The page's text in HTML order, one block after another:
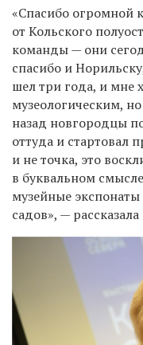
«Спасибо огромной
от Кольского
команды — они
спасибо и
шел три года, и мне
музеологическим,
назад новгородцы
оттуда и стартовал
и не точка, это
в буквальном
музейные
садов», —